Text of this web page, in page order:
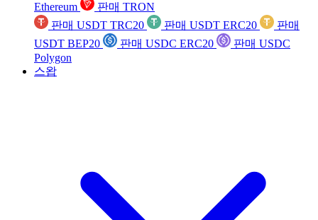
Ethereum
판매 TRON
판매 USDT TRC20
판매 USDT ERC20
판매
USDT BEP20
판매 USDC ERC20
판매 USDC
Polygon
스왑